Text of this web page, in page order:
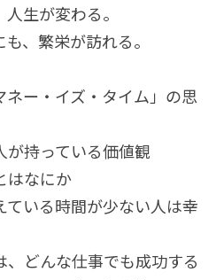
生が変わる。
、繁栄が訪れる。
ネー・イズ・タイム」の思
が持っている価値観
はなにか
ている時間が少ない人は幸
、どんな仕事でも成功する